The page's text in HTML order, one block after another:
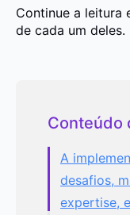
Continue a leitura
de cada um deles.
Conteúdo
A
desafios,
expertise,